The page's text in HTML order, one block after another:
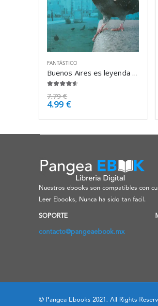
FANTÁSTICO
Buenos Aires es leyenda 2 – Guillermo Barrantes
7.79€
4.99 €
Nuestros ebooks son compatibles con
Leer Ebooks, Nunca ha sido tan facil.
SOPORTE
contacto@pangeaebook.mx
© Pangea Ebooks 2021. All Rights